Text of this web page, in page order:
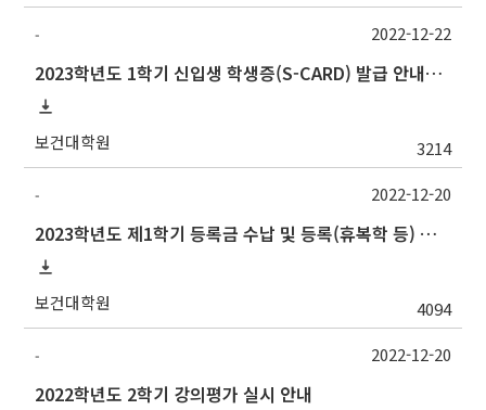
-
2023학년도 1학기 신입생 학생증(S-CARD) 발급 안내→출입등록:행정실211호
보건대학원 3214
2022-12-22
-
2023학년도 제1학기 등록금 수납 및 등록(휴복학 등) 일정 안내(등록금 납부 일정 추가)
보건대학원 4094
2022-12-20
-
2022학년도 2학기 강의평가 실시 안내
2022-12-20